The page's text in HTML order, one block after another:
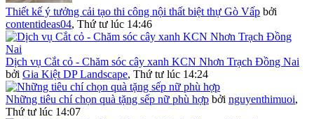
Thiết kế ý tưởng cải tạo thi công nội thất biệt thự Gò Vấp bởi
contentideas04, Thứ tư lúc 14:46
Dịch vụ Cắt cỏ - Chăm sóc cây xanh KCN Nhơn Trạch Đồng Nai
bởi Gia Kiệt DP Landscape, Thứ tư lúc 14:24
Những tiêu chí chọn quà tặng sếp nữ phù hợp bởi nguyenthimuoi,
Thứ tư lúc 14:07